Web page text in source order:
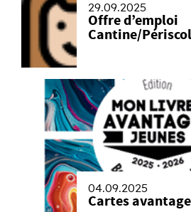
29.09.2025
Offre d’emploi
Cantine/
04.09.2025
Cartes